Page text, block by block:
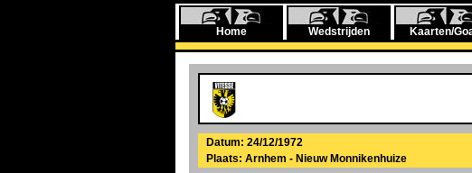
Home Wedstrijden Kaarten/
Datum: 24/12/1972
Plaats: Arnhem - Nieuw Monnikenhuize